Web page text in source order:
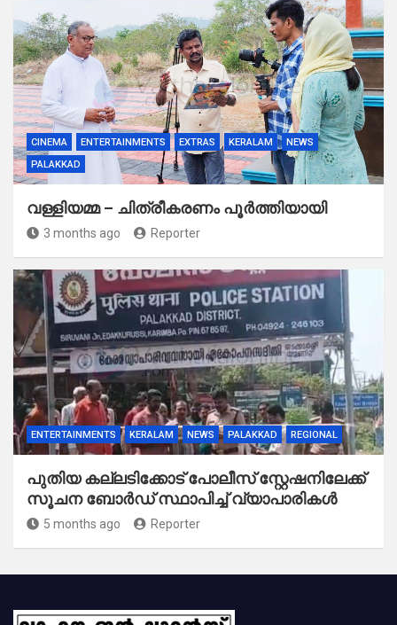
CINEMA ENTERTAINMENTS EXTRAS KERALAM
NEWS
PALAKKAD
വള്ളിയമ്മ – ചിത്രീകരണം പൂർത്തിയായി
3 months ago Reporter
ENTERTAINMENTS KERALAM NEWS PALAKKAD REGIONAL
പുതിയ കല്ലടിക്കോട് പോലീസ് സ്റ്റേഷനിലേക്ക്
സൂചന ബോർഡ് സ്ഥാപിച്ച് വ്യാപാരികൾ
5 months ago Reporter